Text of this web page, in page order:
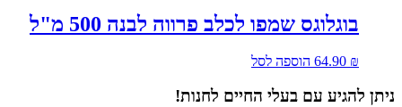
בוגלוגס שמפו לכלב פרווה לבנה 500 מ"ל
64.90 ₪ הוספה לסל
ניתן להגיע עם בעלי החיים לחנות!